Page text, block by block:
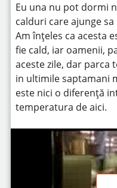
Eu una nu pot dormi
calduri care ajunge
Am înțeles ca acesta
fie cald, iar oamenii,
aceste zile, dar parca
in ultimile saptamani
este nici o diferență
temperatura de aici.